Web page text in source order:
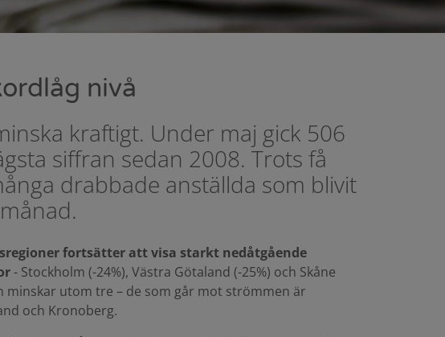
nivå
kraftigt. Under maj gick 506
siffran sedan 2008. Trots få
drabbade anställda som blivit
fortsätter att visa starkt nedåtgående
- Stockholm (-24%), Västra Götaland (-25%) och Skåne
minskar utom tre – de som går mot strömmen är
och Kronoberg.